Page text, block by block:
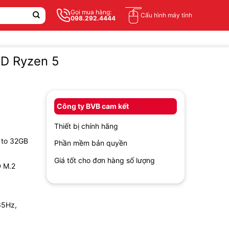
Gọi mua hàng:
098.292.4444
Cấu hình máy tính
Ryzen 5
32GB
M.2
Công ty BVB cam kết
Thiết bị chính hãng
Phần mềm bản quyền
Giá tốt cho đơn hàng số lượng